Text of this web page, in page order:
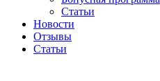
Статьи
Новости
Отзывы
Статьи